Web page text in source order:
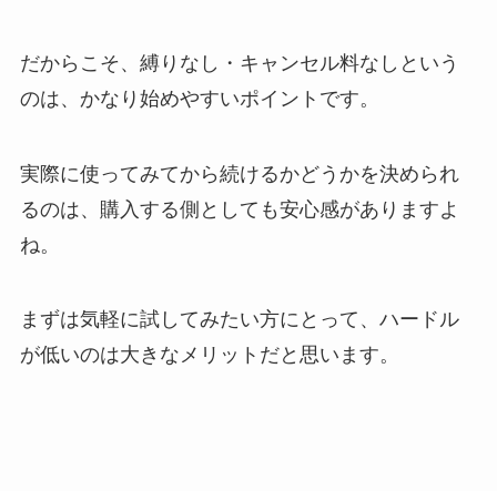
だからこそ、縛りなし・キャンセル料なしという
のは、かなり始めやすいポイントです。
実際に使ってみてから続けるかどうかを決められ
るのは、購入する側としても安心感がありますよ
ね。
まずは気軽に試してみたい方にとって、ハードル
が低いのは大きなメリットだと思います。